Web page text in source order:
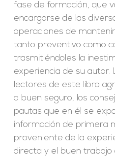
fase de formación, que
encargarse de las
operaciones de
tanto preventivo como
trasmitiéndoles la
experiencia de su autor.
lectores de este libro
a buen seguro, los
pautas que en él se
información de primera
proveniente de la
directa y el buen trabajo